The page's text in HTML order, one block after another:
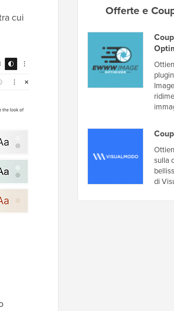
cui
Offerte e
sulla
di